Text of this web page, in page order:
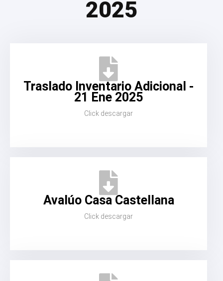
2025
Traslado Inventario Adicional -
21 Ene 2025
Click descargar
Avalúo Casa Castellana
Click descargar